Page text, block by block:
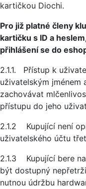
kartičkou Diochi.
Pro již platné členy
kartičku s ID a
přihlášení se do
2.1.1. Přístup k
uživatelským jménem
zachovávat
přístupu do jeho
2.1.2 Kupující není
uživatelského účtu
2.1.3 Kupující bere
být dostupný
nutnou údržbu